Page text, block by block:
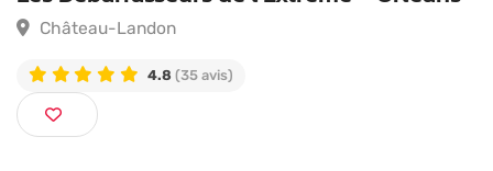
Les Débarrasseurs de l’Extrême –